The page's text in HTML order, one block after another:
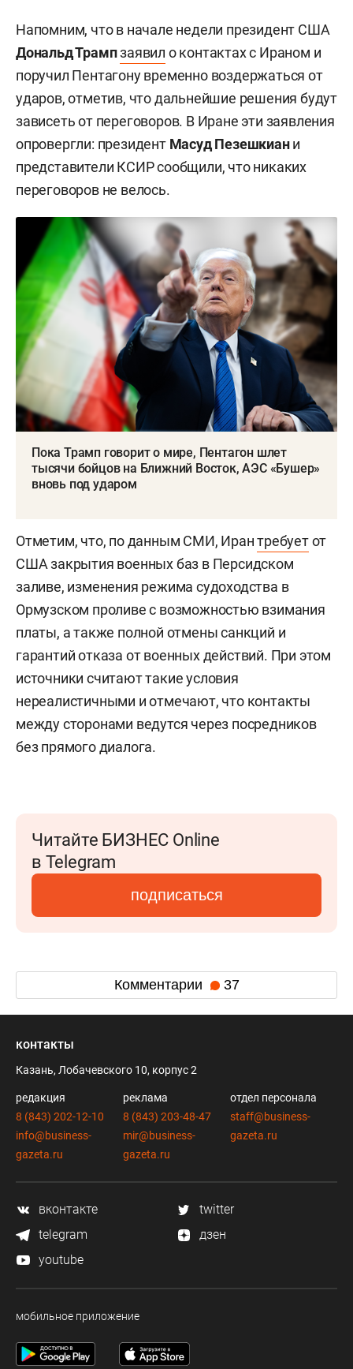
Напомним, что в начале недели президент США
Дональд Трампзаявил о контактах с Ираном и
поручил Пентагону временно воздержаться от
ударов, отметив, что дальнейшие решения будут
зависеть от переговоров. В Иране эти заявления
опровергли: президент Масуд Пезешкиани
представители КСИР сообщили, что никаких
переговоров не велось.
Пока Трамп говорит о мире, Пентагон шлет
тысячи бойцов на Ближний Восток, АЭС «Бушер»
вновь под ударом
Отметим, что, по данным СМИ, Ирантребуетот
США закрытия военных баз в Персидском
заливе, изменения режима судоходства в
Ормузском проливе с возможностью взимания
платы, а также полной отмены санкций и
гарантий отказа от военных действий. При этом
источники считают такие условия
нереалистичными и отмечают, что контакты
между сторонами ведутся через посредников
без прямого диалога.
Читайте БИЗНЕС Online
в Telegram
подписаться
Комментарии 37
контакты
Казань, Лобачевского 10, корпус 2
редакция
8 (843) 202-12-10
info@business-
gazeta.ru
реклама
8 (843) 203-48-47
mir@business-
gazeta.ru
отдел персонала
staff@business-
gazeta.ru
вконтакте
twitter
telegram
дзен
youtube
мобильное приложение